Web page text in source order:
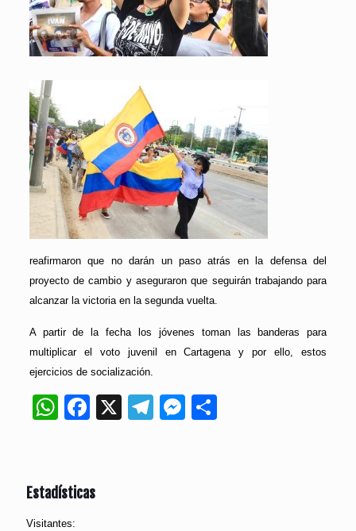
reafirmaron que no darán un paso atrás en la defensa del
proyecto de cambio y aseguraron que seguirán trabajando para
alcanzar la victoria en la segunda vuelta.
A partir de la fecha los jóvenes toman las banderas para
multiplicar el voto juvenil en Cartagena y por ello, estos
ejercicios de socialización.
WhatsApp
Facebook
X Telegram
Messenger
Estadísticas
Visitantes: